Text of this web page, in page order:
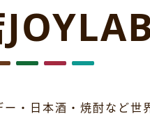
・日本酒・焼酎など世